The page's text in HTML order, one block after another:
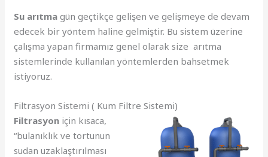
Su arıtma gün geçtikçe gelişen ve gelişmeye de devam
edecek bir yöntem haline gelmiştir. Bu sistem üzerine
çalışma yapan firmamız genel olarak size arıtma
sistemlerinde kullanılan yöntemlerden bahsetmek
istiyoruz.
Filtrasyon Sistemi ( Kum Filtre Sistemi)
Filtrasyon için kısaca,
“bulanıklık ve tortunun
sudan uzaklaştırılması